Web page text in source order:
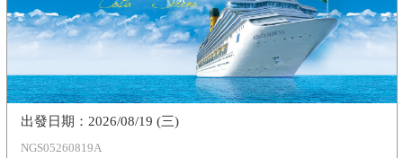
NGS05260819A
2026/08/19 (三)